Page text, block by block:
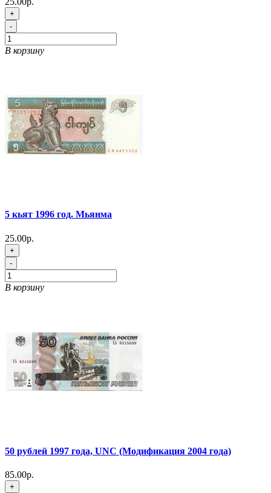
+
-
В корзину
5 кьят 1996 год. Мьянма
25.00р.
+
-
В корзину
50 рублей 1997 года, UNC (Модификация 2004 года)
85.00р.
+